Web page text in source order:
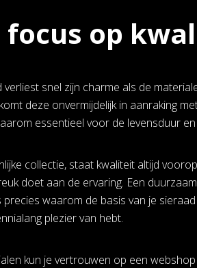
focus op
snel zijn charme als de
deze onvermijdelijk in aanraking
essentieel voor de levensduur
collectie, staat kwaliteit altijd
doet aan de ervaring. Een
waarom de basis van je
plezier van hebt.
kun je vertrouwen op een